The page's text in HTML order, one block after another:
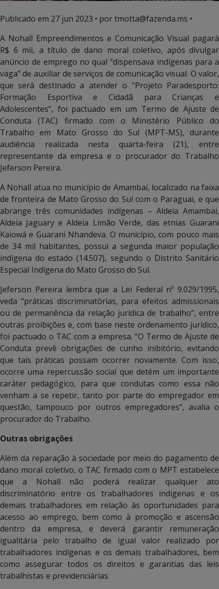
Publicado em 27 jun 2023 • por tmotta@fazenda.ms •
A Nohall Empreendimentos e Comunicação Visual pagará
R$ 6 mil, a título de dano moral coletivo, após divulgar
anúncio de emprego no qual “dispensava indígenas para a
vaga” de auxiliar de serviços de comunicação visual. O valor,
que será destinado a atender o “Projeto Paradesporto:
Formação Esportiva e Cidadã para Crianças e
Adolescentes”, foi pactuado em um Termo de Ajuste de
Conduta (TAC) firmado com o Ministério Público do
Trabalho em Mato Grosso do Sul (MPT-MS), durante
audiência realizada nesta quarta-feira (21), entre
representante da empresa e o procurador do Trabalho
Jeferson Pereira.
A Nohall atua no município de Amambaí, localizado na faixa
de fronteira de Mato Grosso do Sul com o Paraguai, e que
abrange três comunidades indígenas – Aldeia Amambai,
Aldeia Jaguary e Aldeia Limão Verde, das etnias Guarani
Kaiowá e Guarani Nhandeva. O município, com pouco mais
de 34 mil habitantes, possui a segunda maior população
indígena do estado (14.507), segundo o Distrito Sanitário
Especial Indígena do Mato Grosso do Sul.
Jeferson Pereira lembra que a Lei Federal nº 9.029/1995,
veda “práticas discriminatórias, para efeitos admissionais
ou de permanência da relação jurídica de trabalho”, entre
outras proibições e, com base neste ordenamento jurídico,
foi pactuado o TAC com a empresa. “O Termo de Ajuste de
Conduta prevê obrigações de cunho inibitório, evitando
que tais práticas possam ocorrer novamente. Com isso,
ocorre uma repercussão social que detém um importante
caráter pedagógico, para que condutas como essa não
venham a se repetir, tanto por parte do empregador em
questão, tampouco por outros empregadores”, avalia o
procurador do Trabalho.
Outras obrigações
Além da reparação à sociedade por meio do pagamento de
dano moral coletivo, o TAC firmado com o MPT estabelece
que a Nohall não poderá realizar qualquer ato
discriminatório entre os trabalhadores indígenas e os
demais trabalhadores em relação às oportunidades para
acesso ao emprego, bem como à promoção e ascensão
dentro da empresa, e deverá garantir remuneração
igualitária pelo trabalho de igual valor realizado por
trabalhadores indígenas e os demais trabalhadores, bem
como assegurar todos os direitos e garantias das leis
trabalhistas e previdenciárias.